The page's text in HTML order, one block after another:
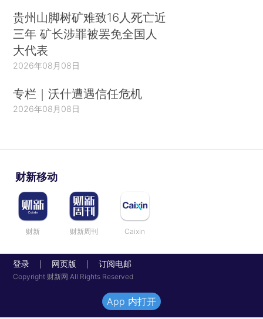
贵州山脚树矿难致16人死亡近
三年 矿长涉罪被罢免全国人
大代表
2026年08月08日
专栏｜沃什遭遇信任危机
2026年08月08日
财新移动
财新 财新周刊 Caixin
登录 网页版 订阅电邮
Copyright 财新网 All Rights Reserved
App 内打开